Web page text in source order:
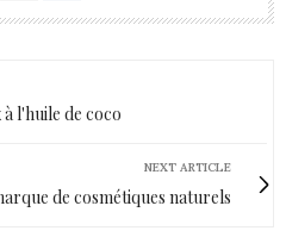
l'huile de coco
NEXT ARTICLE
de cosmétiques naturels